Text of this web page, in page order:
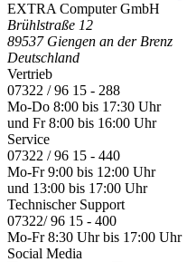
EXTRA Computer GmbH
Brühlstraße 12
89537 Giengen an der Brenz
Deutschland
Vertrieb
07322 / 96 15 - 288
Mo-Do 8:00 bis 17:30 Uhr
und Fr 8:00 bis 16:00 Uhr
Service
07322 / 96 15 - 440
Mo-Fr 9:00 bis 12:00 Uhr
und 13:00 bis 17:00 Uhr
Technischer Support
07322/ 96 15 - 400
Mo-Fr 8:30 Uhr bis 17:00 Uhr
Social Media